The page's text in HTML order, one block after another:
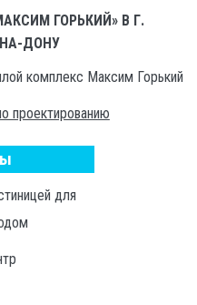
ГОРЬКИЙ» В Г.
ДОНУ
проектированию
для